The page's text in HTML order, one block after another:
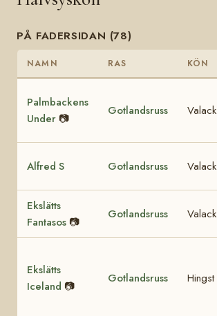
PÅ FADERSIDAN (78)
NAMN RAS KÖN
Palmbackens
Under 📷
Gotlandsruss Valack
Alfred S Gotlandsruss Valack
Ekslätts
Fantasos 📷
Gotlandsruss Valack
Ekslätts
Iceland 📷
Gotlandsruss Hingst